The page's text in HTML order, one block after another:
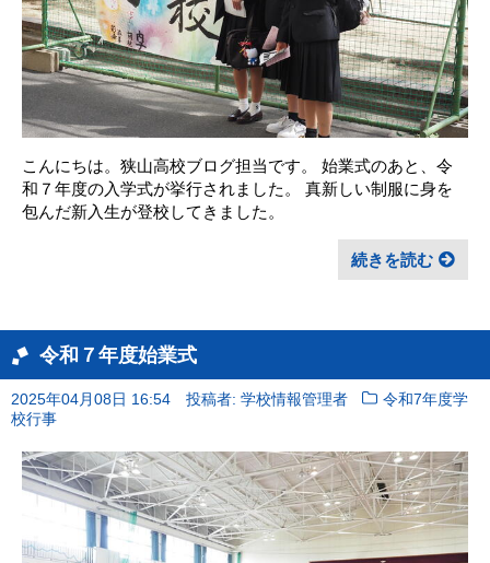
こんにちは。狭山高校ブログ担当です。 始業式のあと、令
和７年度の入学式が挙行されました。 真新しい制服に身を
包んだ新入生が登校してきました。
続きを読む
令和７年度始業式
2025年04月08日 16:54 投稿者: 学校情報管理者
令和7年度学
校行事